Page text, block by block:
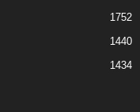
1752
1440
1434